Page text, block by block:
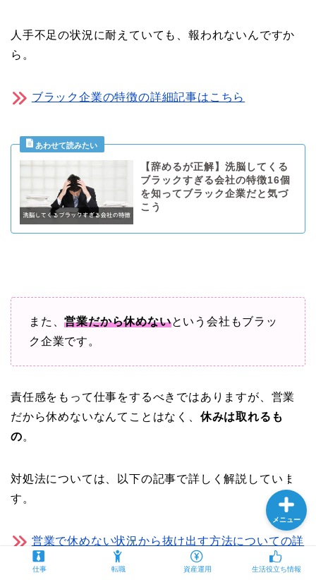
人手不足の状況に耐えていても、報われないんですか
ら。
ブラック企業の特徴の詳細記事はこちら
【辞めるが正解】洗脳してくる
ブラックすぎる会社の特徴16個
を知ってブラック企業だと気づ
こう
また、営業だから休めないという会社もブラッ
ク企業です。
責任感をもって仕事をするべきではありますが、営業
だから休めないなんてことはなく、 休みは取れるも
の。
対処法については、以下の記事で詳しく解説していま
す。
営業で休めない状況から抜け出す方法についての詳
細記事はこちら
仕事 転職 資産運用 生活役立ち情報
メニュー
プロフィール
転職